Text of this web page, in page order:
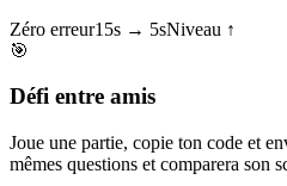
Zéro erreur15s → 5sNiveau ↑
🎯
Défi entre amis
Joue une partie, copie ton code et
mêmes questions et comparera son